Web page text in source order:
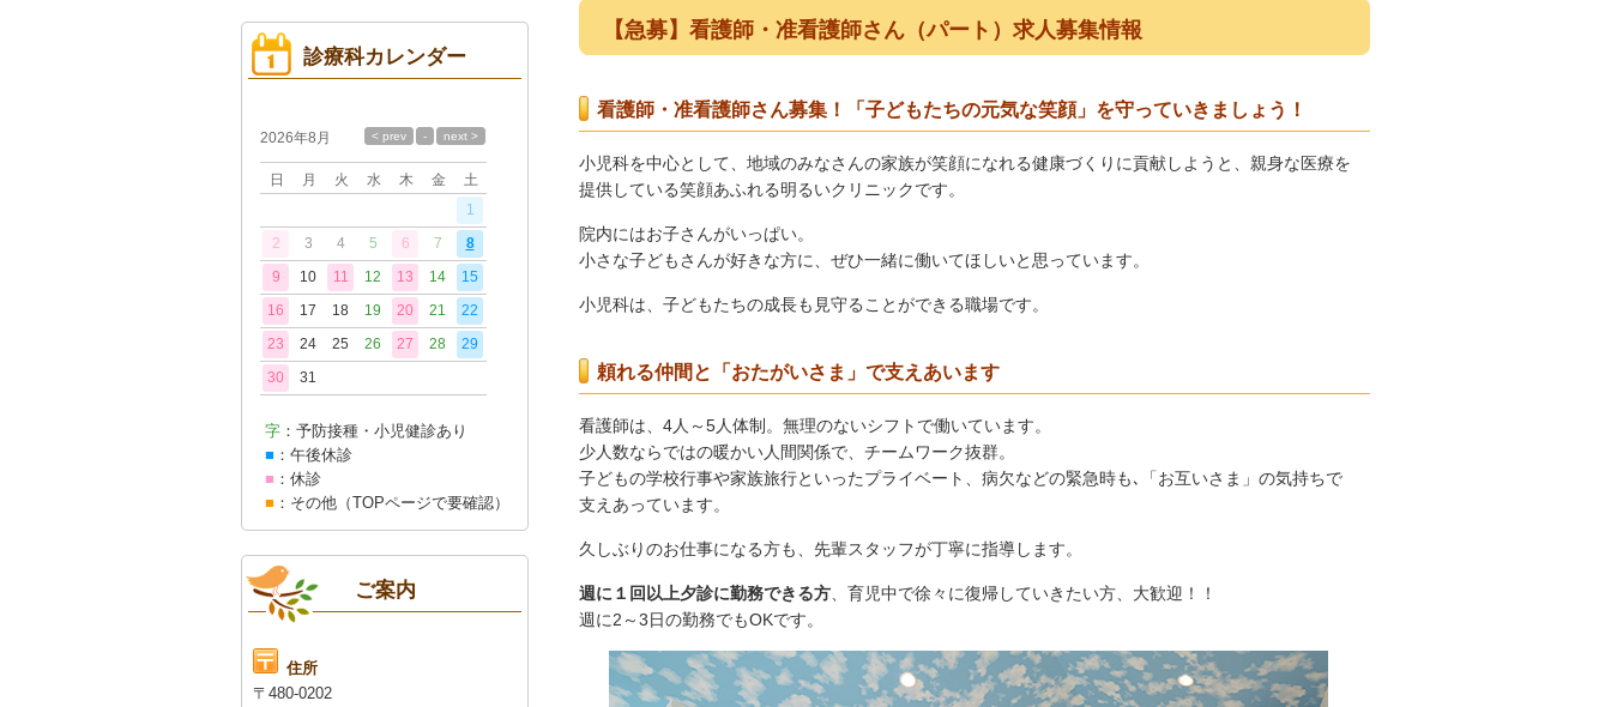
募
集
【急募】看護師・准看護師さん（パート）求人募集情報
看護師・准看護師さん募集！「子どもたちの元気な笑顔」を守っていきましょう！
小児科を中心として、地域のみなさんの家族が笑顔になれる健康づくりに貢献しようと、親身な医療を
提供している笑顔あふれる明るいクリニックです。
院内にはお子さんがいっぱい。
小さな子どもさんが好きな方に、ぜひ一緒に働いてほしいと思っています。
小児科は、子どもたちの成長も見守ることができる職場です。
頼れる仲間と「おたがいさま」で支えあいます
看護師は、4人～5人体制。無理のないシフトで働いています。
少人数ならではの暖かい人間関係で、チームワーク抜群。
子どもの学校行事や家族旅行といったプライベート、病欠などの緊急時も､「お互いさま」の気持ちで
支えあっています。
久しぶりのお仕事になる方も、先輩スタッフが丁寧に指導します。
週に１回以上夕診に勤務できる方 、育児中で徐々に復帰していきたい方、大歓迎！！
週に2～3日の勤務でもOKです。
診療科カレンダー
月
診
日
2026年8月
日 月 火 水 木 金
土
1
2
3 4 5 6 7
8
9
10 11 12 13 14
15
16
17 18 19 20 21
22
23
24 25 26 27 28
29
30
31
字 ：予防接種・小児健診あり
■ ：午後休診
■ ：休診
■ ：その他（TOPページで要確認）
ご案内
住所
〒480-0202